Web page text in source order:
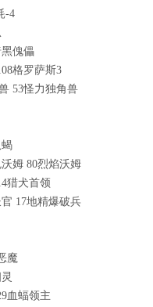
-4
傀儡
格罗萨斯3
53怪力独角兽
姆 80烈焰沃姆
猎犬首领
17地精爆破兵
魔
血蝠领主